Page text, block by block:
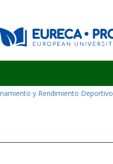
y Rendimiento Deportivo